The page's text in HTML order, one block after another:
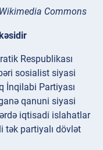
Commons
Respublikası
sosialist siyasi
İnqilabi Partiyası
qanuni siyasi
iqtisadi islahatlar
tək partiyalı dövlət